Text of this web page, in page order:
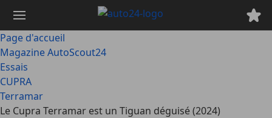
contenu
principal
Page d'accueil
Magazine AutoScout24
Essais
CUPRA
Terramar
Le Cupra Terramar est un Tiguan déguisé (2024)